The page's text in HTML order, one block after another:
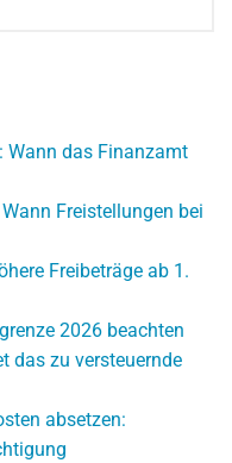
Wann das Finanzamt
Freistellungen bei
Freibeträge ab 1.
2026 beachten
das zu versteuernde
absetzen: